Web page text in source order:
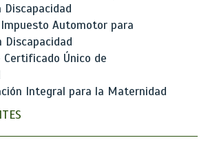
Discapacidad
Automotor para
Discapacidad
Certificado Único de
Integral para la Maternidad